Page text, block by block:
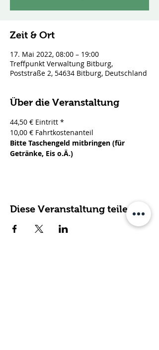
Zeit & Ort
17. Mai 2022, 08:00 – 19:00
Treffpunkt Verwaltung Bitburg,
Poststraße 2, 54634 Bitburg, Deutschland
Über die Veranstaltung
44,50 € Eintritt *
10,00 € Fahrtkostenanteil
Bitte Taschengeld mitbringen (für
Getränke, Eis o.Ä.)
Diese Veranstaltung teilen